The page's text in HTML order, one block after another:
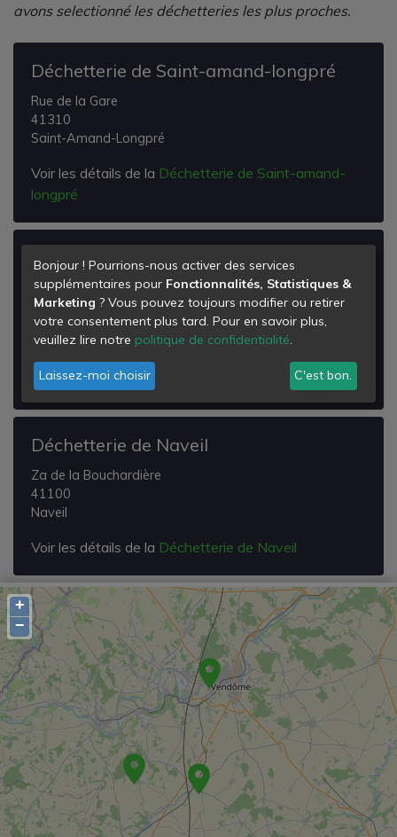
avons selectionné les déchetteries les plus proches.
Déchetterie de Saint-amand-longpré
Rue de la Gare
41310
Saint-Amand-Longpré
Voir les détails de la Déchetterie de Saint-amand-
longpré
Déchetterie de Prunay-cassereau
Route de Villethiou
41310
Prunay-Cassereau
Voir les détails de la
Déchetterie de Prunay-
cassereau
Déchetterie de Naveil
Za de la Bouchardière
41100
Naveil
Voir les détails de la Déchetterie de Naveil
+
−
Bonjour ! Pourrions-nous activer des services
supplémentaires pour Fonctionnalités, Statistiques &
Marketing ? Vous pouvez toujours modifier ou retirer
votre consentement plus tard. Pour en savoir plus,
veuillez lire notre politique de confidentialité.
Laissez-moi choisir C'est bon.